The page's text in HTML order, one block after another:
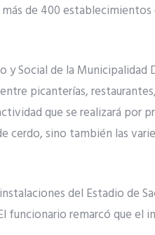
de 400
y Social de la Municipalidad
picanterías, restaurantes,
que se realizará por
cerdo, sino también las
del Estadio de
funcionario remarcó que el